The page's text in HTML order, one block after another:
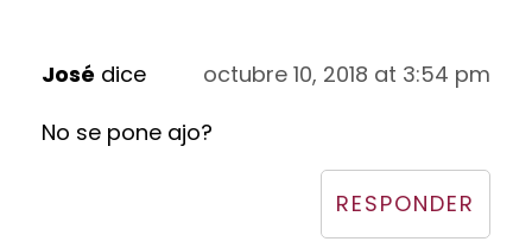
José dice
octubre 10, 2018 at 3:54 pm
No se pone ajo?
RESPONDER